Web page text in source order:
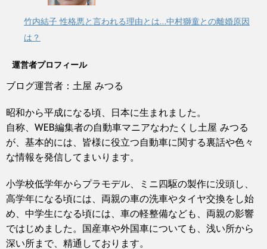
竹内結子 性格悪と言われる理由とは…中村獅童との離婚原因
は？
運営者プロフィール
ブログ運営者：土屋 みつる
昭和から平成になる頃、日本に生まれました。
自称、WEB編集者の自動車マニアなわたくし土屋 みつる
が、基本的には、皆様に役立つ自動車に関する裏話や色々
な情報を発信してまいります。
小学校低学年からプラモデル、ミニ四駆の製作に没頭し、
高学年になる頃には、両親の車の洗車やタイヤ交換をし始
め、中学生になる頃には、車の軽整備なども、両親の影響
ではじめました。国産車や外国車についても、浅い所から
深い所まで、精通しております。